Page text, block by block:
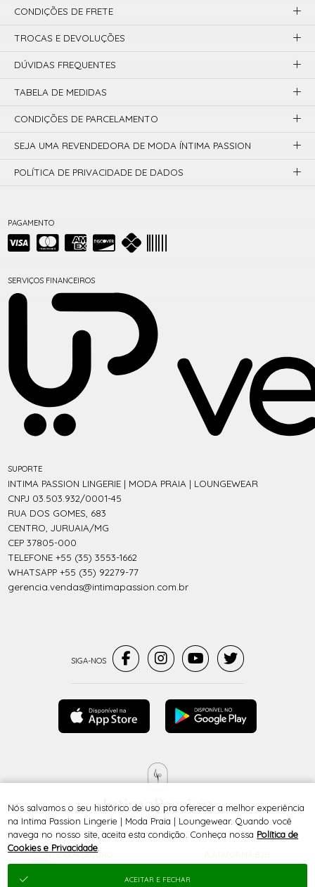
PAGAMENTO
SERVIÇOS FINANCEIROS
SITE 100% SEGURO
SUPORTE
INTIMA PASSION LINGERIE | MODA PRAIA | LOUNGEWEAR
CNPJ 03.503.932/0001-45
RUA DOS GOMES, 683
CENTRO, JURUAIA/MG
CEP 37805-000
TELEFONE +55 (35) 3553-1662
WHATSAPP +55 (35) 92279-77
gerencia.vendas@intimapassion.com.br
CONDIÇÕES DE FRETE
TROCAS E DEVOLUÇÕES
DÚVIDAS FREQUENTES
TABELA DE MEDIDAS
CONDIÇÕES DE PARCELAMENTO
SEJA UMA REVENDEDORA DE MODA ÍNTIMA PASSION
POLÍTICA DE PRIVACIDADE DE DADOS
® TODOS DIREITOS RESERVADOS
Nós salvamos o seu histórico de uso pra oferecer a melhor experiência
na Intima Passion Lingerie | Moda Praia | Loungewear. Quando você
navega no nosso site, aceita esta condição. Conheça nossa Política de
Cookies e Privacidade
ACEITAR E FECHAR